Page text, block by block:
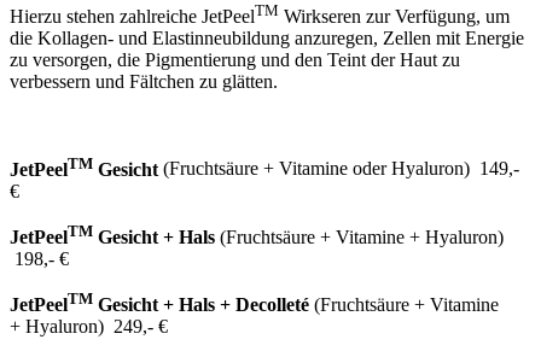
Hierzu stehen zahlreiche JetPeelTM Wirkseren zur Verfügung, um
die Kollagen- und Elastinneubildung anzuregen, Zellen mit Energie
zu versorgen, die Pigmentierung und den Teint der Haut zu
verbessern und Fältchen zu glätten.
JetPeelTM Gesicht (Fruchtsäure + Vitamine oder Hyaluron) 149,-
€
JetPeelTM Gesicht + Hals (Fruchtsäure + Vitamine + Hyaluron)
198,- €
JetPeelTM Gesicht + Hals + Decolleté (Fruchtsäure + Vitamine
+ Hyaluron) 249,- €